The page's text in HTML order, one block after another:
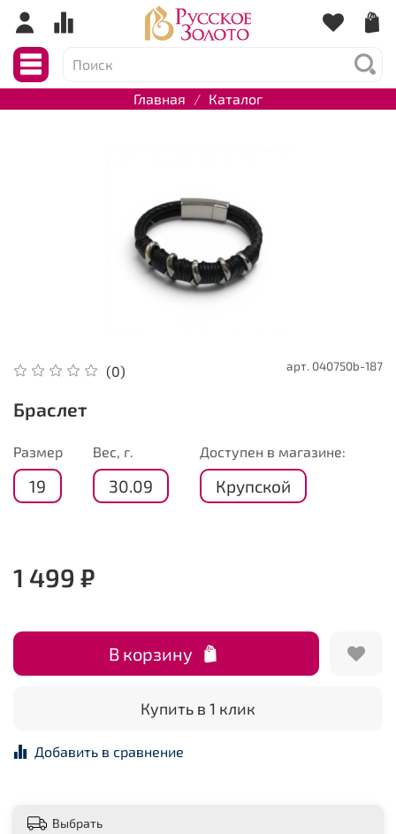
Главная Каталог
(0) арт. 040750b-187
Браслет
Размер
19
Вес, г.
30.09
Доступен в магазине:
Крупской
1 499 ₽
В корзину
Купить в 1 клик
Добавить в сравнение
Выбрать